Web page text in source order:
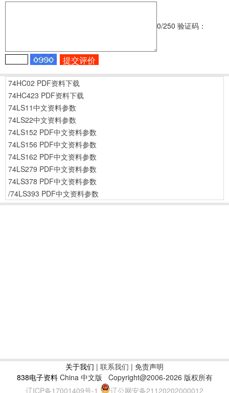
0/250 验证码：
74HC02 PDF资料下载
74HC423 PDF资料下载
74LS11中文资料参数
74LS22中文资料参数
74LS152 PDF中文资料参数
74LS156 PDF中文资料参数
74LS162 PDF中文资料参数
74LS279 PDF中文资料参数
74LS378 PDF中文资料参数
/74LS393 PDF中文资料参数
关于我们 | 联系我们 | 免责声明
838电子资料China 中文版
Copyright@2006-2026 版权所有
辽ICP备17001409号-1
辽公网安备21120202000012